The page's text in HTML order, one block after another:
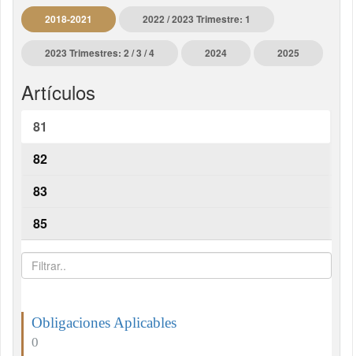
2018-2021 2022 / 2023 Trimestre: 1
2023 Trimestres: 2 / 3 / 4 2024 2025
Artículos
81
82
83
85
Obligaciones Aplicables
0